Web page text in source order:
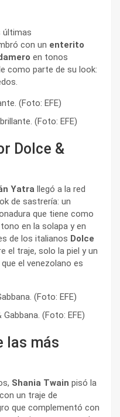
últimas
con un enterito
en tonos
como parte de su look:
(Foto: EFE)
Dolce &
Yatra llegó a la red
de sastrería: un
que tiene como
en la solapa y en
de los italianos Dolce
el traje, solo la piel y un
el venezolano es
(Foto: EFE)
las más
Shania Twain pisó la
un traje de
que complementó con